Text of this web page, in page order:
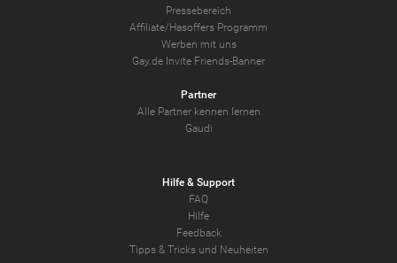
Pressebereich
Affiliate/Hasoffers Programm
Werben mit uns
Gay.de Invite Friends-Banner
Partner
Alle Partner kennen lernen
Gaudi
Hilfe & Support
FAQ
Hilfe
Feedback
Tipps & Tricks und Neuheiten